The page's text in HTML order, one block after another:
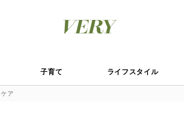
子育て ライフスタイル
ア